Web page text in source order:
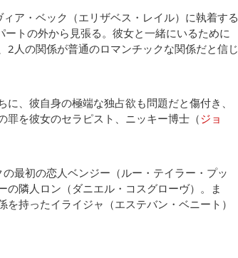
ア・ベック（エリザベス・レイル）に執着する
トの外から見張る。彼女と一緒にいるために
人の関係が普通のロマンチックな関係だと信じ
、彼自身の極端な独占欲も問題だと傷付き、
罪を彼女のセラピスト、ニッキー博士（ジョ
最初の恋人ベンジー（ルー・テイラー・プッ
隣人ロン（ダニエル・コスグローヴ）。ま
持ったイライジャ（エステバン・ベニート）